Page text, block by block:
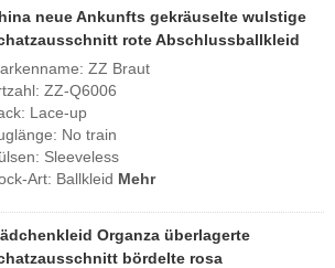
neue Ankunfts gekräuselte wulstige
rote Abschlussballkleid
ZZ Braut
ZZ-Q6006
Lace-up
No train
Sleeveless
Art: Ballkleid Mehr
Organza überlagerte
bördelte rosa